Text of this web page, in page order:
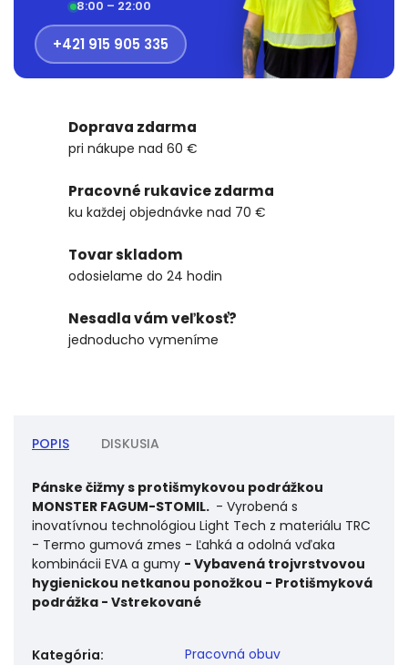
8:00 – 22:00
+421 915 905 335
Doprava zdarma
pri nákupe nad 60 €
Pracovné rukavice zdarma
ku každej objednávke nad 70 €
Tovar skladom
odosielame do 24 hodin
Nesadla vám veľkosť?
jednoducho vymeníme
POPIS DISKUSIA
Pánske čižmy s protišmykovou podrážkou
MONSTER FAGUM-STOMIL. - Vyrobená s
inovatívnou technológiou Light Tech z materiálu TRC
- Termo gumová zmes - Ľahká a odolná vďaka
kombinácii EVA a gumy - Vybavená trojvrstvovou
hygienickou netkanou ponožkou - Protišmyková
podrážka - Vstrekované
Kategória:
Pracovná obuv